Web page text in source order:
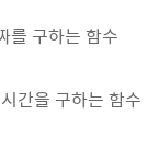
를 구하는 함수
간을 구하는 함수